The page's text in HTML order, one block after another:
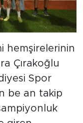
hemşirelerinin
Çırakoğlu
Spor
be an takip